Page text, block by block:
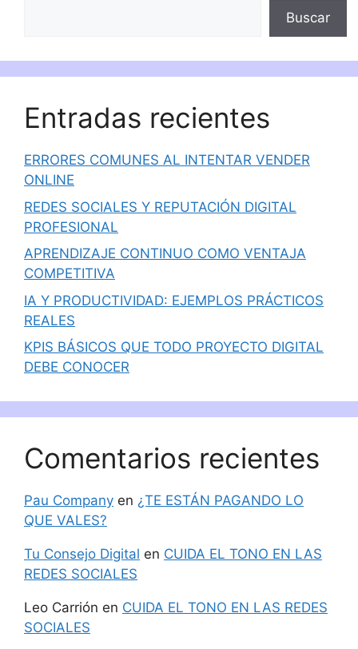
Buscar
Entradas recientes
ERRORES COMUNES AL INTENTAR VENDER
ONLINE
REDES SOCIALES Y REPUTACIÓN DIGITAL
PROFESIONAL
APRENDIZAJE CONTINUO COMO VENTAJA
COMPETITIVA
IA Y PRODUCTIVIDAD: EJEMPLOS PRÁCTICOS
REALES
KPIS BÁSICOS QUE TODO PROYECTO DIGITAL
DEBE CONOCER
Comentarios recientes
Pau Company en ¿TE ESTÁN PAGANDO LO
QUE VALES?
Tu Consejo Digital en CUIDA EL TONO EN LAS
REDES SOCIALES
Leo Carrión en CUIDA EL TONO EN LAS REDES
SOCIALES